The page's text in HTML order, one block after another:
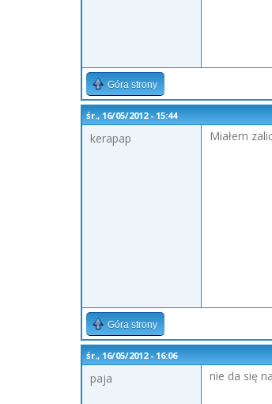
Góra strony
śr., 16/05/2012 - 15:44
kerapap
Miałem
Góra strony
śr., 16/05/2012 - 16:06
paja
nie da się